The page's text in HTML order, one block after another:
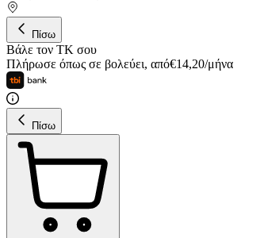
Πίσω
Βάλε τον ΤΚ σου
Πλήρωσε όπως σε βολεύει, από€14,20/μήνα
Πίσω